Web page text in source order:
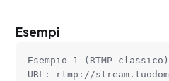
Esempi
Esempio 1 (RTMP classico)
URL: rtmp://